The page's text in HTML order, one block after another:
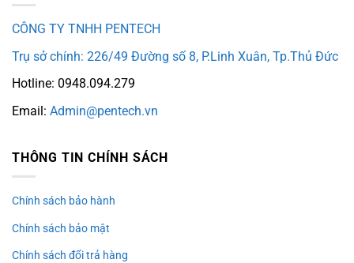
CÔNG TY TNHH PENTECH
Trụ sở chính: 226/49 Đường số 8, P.Linh Xuân, Tp.Thủ Đức
Hotline: 0948.094.279
Email: Admin@pentech.vn
THÔNG TIN CHÍNH SÁCH
Chính sách bảo hành
Chính sách bảo mật
Chính sách đổi trả hàng